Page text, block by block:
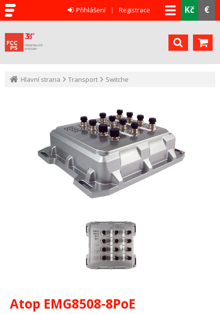
Kč €
Přihlášení Registrace
Hlavní strana Transport Switche
Atop EMG8508-8PoE